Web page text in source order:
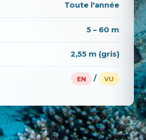
Toute l'année
5 – 60 m
2,55 m (gris)
EN / VU